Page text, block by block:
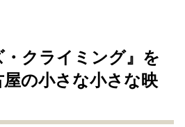
・クライミング』を
の小さな小さな映